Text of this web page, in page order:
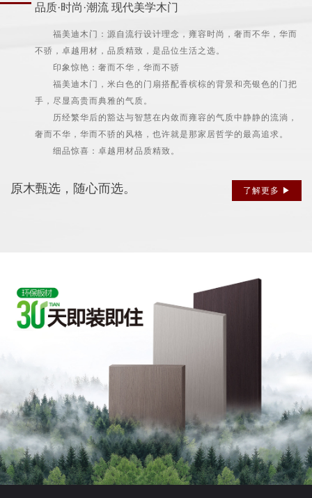
品质·时尚·潮流 现代美学木门
福美迪木门：源自流行设计理念，雍容时尚，奢而不华，华而
不骄，卓越用材，品质精致，是品位生活之选。
印象惊艳：奢而不华，华而不骄
福美迪木门，米白色的门扇搭配香槟棕的背景和亮银色的门把
手，尽显高贵而典雅的气质。
历经繁华后的豁达与智慧在内敛而雍容的气质中静静的流淌，
奢而不华，华而不骄的风格，也许就是那家居哲学的最高追求。
细品惊喜：卓越用材品质精致。
了解更多 ▶
原木甄选，随心而选。